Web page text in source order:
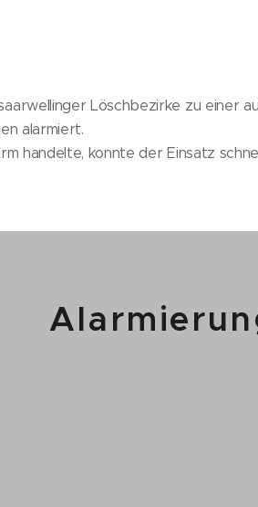
Löschbezirke zu einer
alarmiert.
handelte, konnte der Einsatz